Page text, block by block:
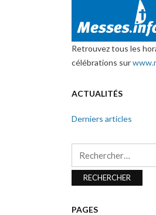
Retrouvez tous les
célébrations sur
ACTUALITÉS
Derniers articles
PAGES